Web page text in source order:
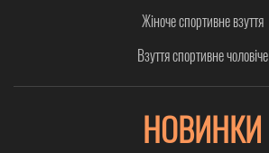
Жіноче спортивне взуття
Взуття спортивне чоловіче
НОВИНКИ